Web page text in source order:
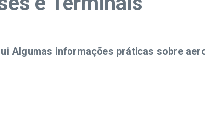
Algumas informações práticas sobre